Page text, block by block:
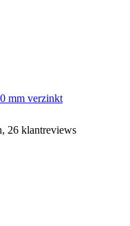
mm verzinkt
26 klantreviews